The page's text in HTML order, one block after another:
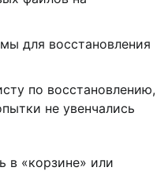
для восстановления
по восстановлению,
не увенчались
в «корзине» или